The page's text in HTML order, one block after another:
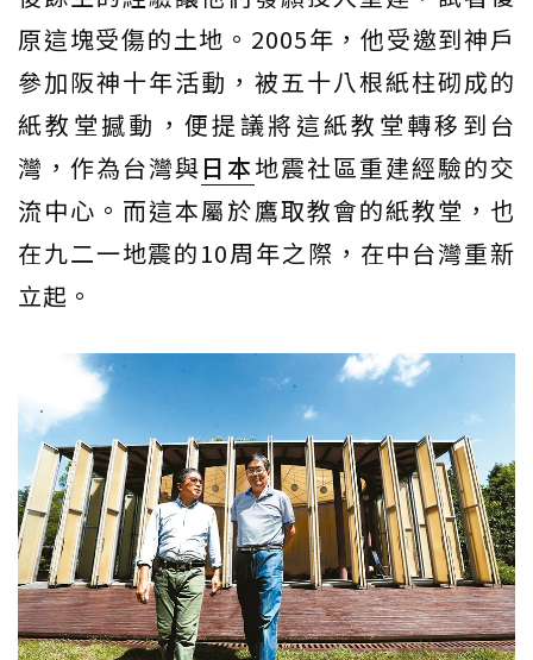
原這塊受傷的土地。2005年，他受邀到神戶
參加阪神十年活動，被五十八根紙柱砌成的
紙教堂撼動，便提議將這紙教堂轉移到台
灣，作為台灣與日本地震社區重建經驗的交
流中心。而這本屬於鷹取教會的紙教堂，也
在九二一地震的10周年之際，在中台灣重新
立起。